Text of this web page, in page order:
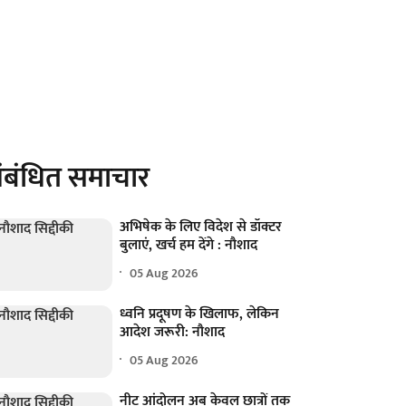
समाचार
अभिषेक के लिए विदेश से डॉक्टर
बुलाएं, खर्च हम देंगे : नौशाद
05 Aug 2026
ध्वनि प्रदूषण के खिलाफ, लेकिन
आदेश जरूरी: नौशाद
05 Aug 2026